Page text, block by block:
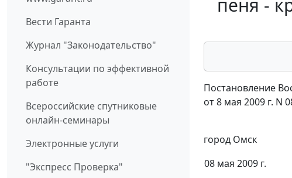
Вести Гаранта
Журнал "Законодательство"
Консультации по эффективной
работе
Всероссийские спутниковые
онлайн-семинары
Электронные услуги
"Экспресс Проверка"
пеня -
Постановление
от 8 мая 2009 г. N
город Омск
08 мая 2009 г.